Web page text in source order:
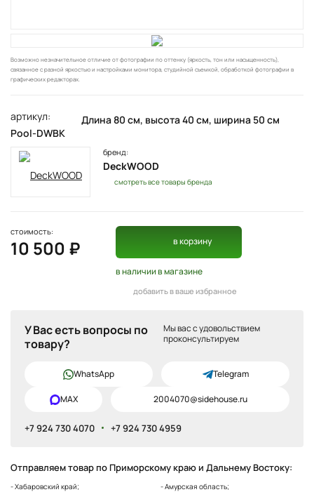
Возможно незначительное отличие от фотографии по оттенку (яркость, тон или насыщенность),
связанное с разной яркостью и настройками монитора, студийной съемкой, обработкой фотографии в
графических редакторах.
артикул:
Pool-DWBK
Длина 80 см, высота 40 см, ширина 50 см
бренд:
DeckWOOD
смотреть все товары бренда
стоимость:
10 500 ₽ в корзину
в наличиив магазине
добавить в ваше избранное
У Вас есть вопросы по
товару?
Мы вас с удовольствием
проконсультируем
WhatsApp Telegram
MAX 2004070@sidehouse.ru
+7 924 730 4070 +7 924 730 4959
Отправляем товар по Приморскому краю и Дальнему Востоку:
- Хабаровский край;
- Амурская область;